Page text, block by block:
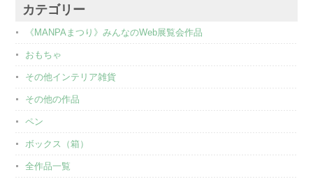
カテゴリー
《MANPAまつり》みんなのWeb展覧会作品
おもちゃ
その他インテリア雑貨
その他の作品
ペン
ボックス（箱）
全作品一覧